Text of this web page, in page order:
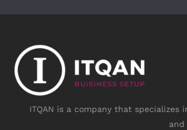
ITQAN is a company that specializes
and